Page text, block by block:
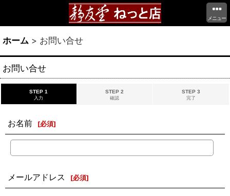
メニュー
ホーム > お問い合せ
お問い合せ
STEP 1
入力
STEP 2
確認
STEP 3
完了
お名前 [必須]
メールアドレス [必須]